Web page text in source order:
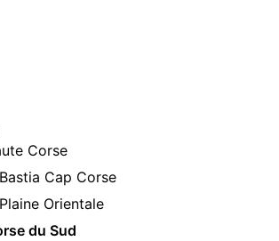
Corse
Cap Corse
Orientale
du Sud